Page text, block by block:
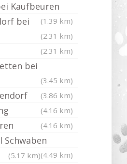
Kaufbeuren
(1.39 km)
bei
(2.31 km)
(2.31 km)
bei
(3.45 km)
(3.86 km)
(4.16 km)
(4.16 km)
Schwaben
(4.49 km)
(5.17 km)